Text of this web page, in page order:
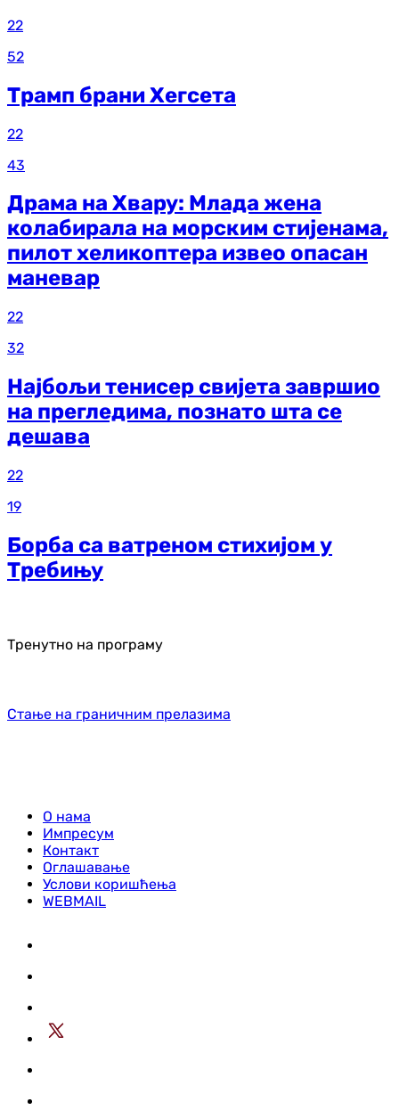
22
52
Трамп брани Хегсета
22
43
Драма на Хвару: Млада жена
колабирала на морским стијенама,
пилот хеликоптера извео опасан
маневар
22
32
Најбољи тенисер свијета завршио
на прегледима, познато шта се
дешава
22
19
Борба са ватреном стихијом у
Требињу
Тренутно на програму
Стање на граничним прелазима
О нама
Импресум
Контакт
Оглашавање
Услови коришћења
WEBMAIL